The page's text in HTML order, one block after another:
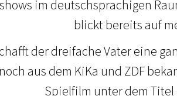
im deutschsprachigen
blickt bereits auf
der dreifache Vater eine
aus dem KiKa und ZDF
Spielfilm unter dem Titel